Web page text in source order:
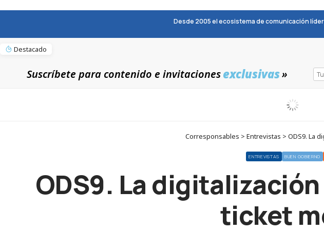
Desde 2005 el ecosistema de comunicación líder
Destacado
Suscríbete para contenido e invitacionesexclusivas»
Corresponsables > Entrevistas > ODS9. La
ENTREVISTAS BUEN GOBIERNO
ODS9. La
ticket